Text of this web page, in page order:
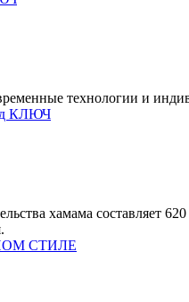
технологии и
хамама составляет